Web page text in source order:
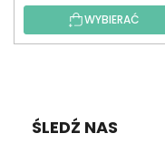
WYBIERAĆ
ŚLEDŹ NAS